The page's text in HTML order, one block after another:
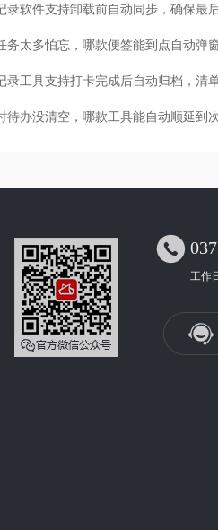
务太多怕忘，哪款便签能到点自动弹
待办没清空，哪款工具能自动顺延到

工作